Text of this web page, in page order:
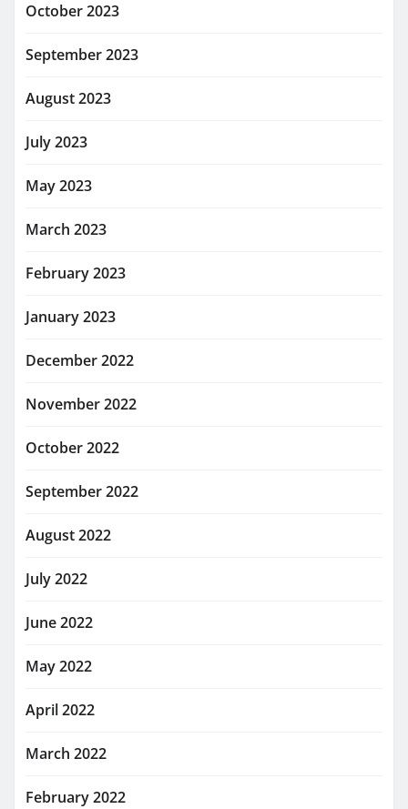
October 2023
September 2023
August 2023
July 2023
May 2023
March 2023
February 2023
January 2023
December 2022
November 2022
October 2022
September 2022
August 2022
July 2022
June 2022
May 2022
April 2022
March 2022
February 2022